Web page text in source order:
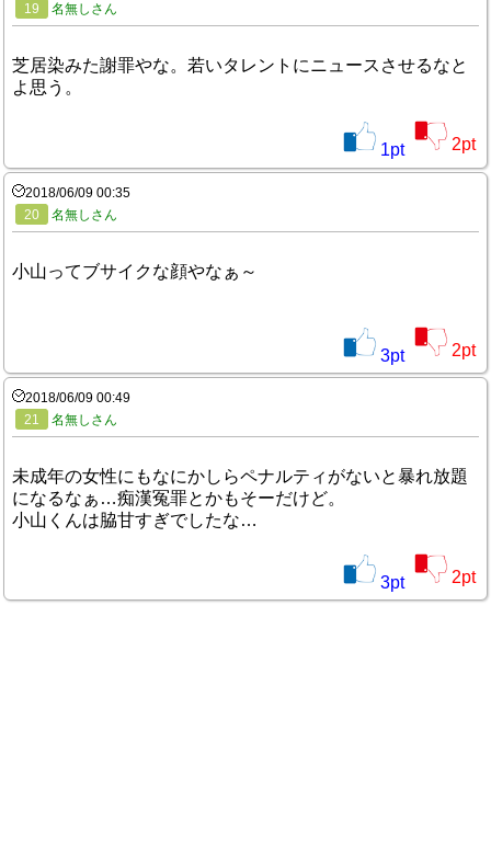
19
名無しさん
芝居染みた謝罪やな。若いタレントにニュースさせるなと
よ思う。
1pt 2pt
2018/06/09 00:35
20
名無しさん
小山ってブサイクな顔やなぁ～
3pt 2pt
2018/06/09 00:49
21
名無しさん
未成年の女性にもなにかしらペナルティがないと暴れ放題
になるなぁ…痴漢冤罪とかもそーだけど。
小山くんは脇甘すぎでしたな…
3pt 2pt